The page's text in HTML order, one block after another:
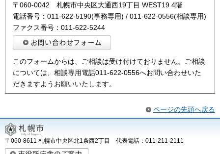
〒060-0042 札幌市中央区大通西19丁目 WEST19 4階
電話番号：011-622-5190(事務専用) / 011-622-0556(相談専用)
ファクス番号：011-622-5244
このフォームからは、ご相談は受け付けておりません。ご相談
については、相談専用電話011-622-0556へお問い合わせいた
だきますようお願いいたします。
ページの先頭へ戻る
〒060-8611 札幌市中央区北1条西2丁目 代表電話：011-211-2111